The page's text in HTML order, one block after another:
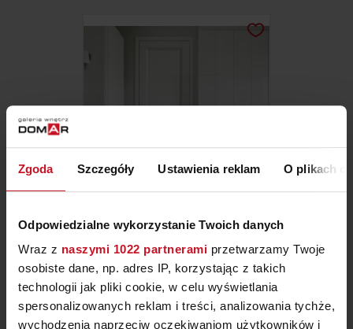
Zgoda Szczegóły Ustawienia reklam O plikach
Odpowiedzialne wykorzystanie Twoich danych
Wraz z naszymi 1022 partnerami przetwarzamy Twoje
osobiste dane, np. adres IP, korzystając z takich
technologii jak pliki cookie, w celu wyświetlania
spersonalizowanych reklam i treści, analizowania tychże,
wychodzenia naprzeciw oczekiwaniom użytkowników i
DRZWI WEWNĘTRZNE POL-
SKONE MODO
ZAPYTAJ O CENĘ W SALONIE